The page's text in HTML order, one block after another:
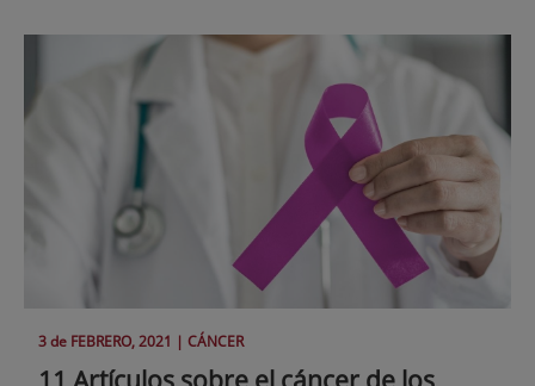
3 de FEBRERO, 2021 | CÁNCER